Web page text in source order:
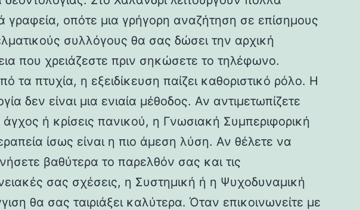
γραφεία, οπότε μια γρήγορη αναζήτηση σε επίσημους
συλλόγους θα σας δώσει την αρχική
που χρειάζεστε πριν σηκώσετε το τηλέφωνο.
τα πτυχία, η εξειδίκευση παίζει καθοριστικό ρόλο. Η
δεν είναι μια ενιαία μέθοδος. Αν αντιμετωπίζετε
άγχος ή κρίσεις πανικού, η Γνωσιακή Συμπεριφορική
ίσως είναι η πιο άμεση λύση. Αν θέλετε να
βαθύτερα το παρελθόν σας και τις
σας σχέσεις, η Συστημική ή η Ψυχοδυναμική
θα σας ταιριάξει καλύτερα. Όταν επικοινωνείτε με